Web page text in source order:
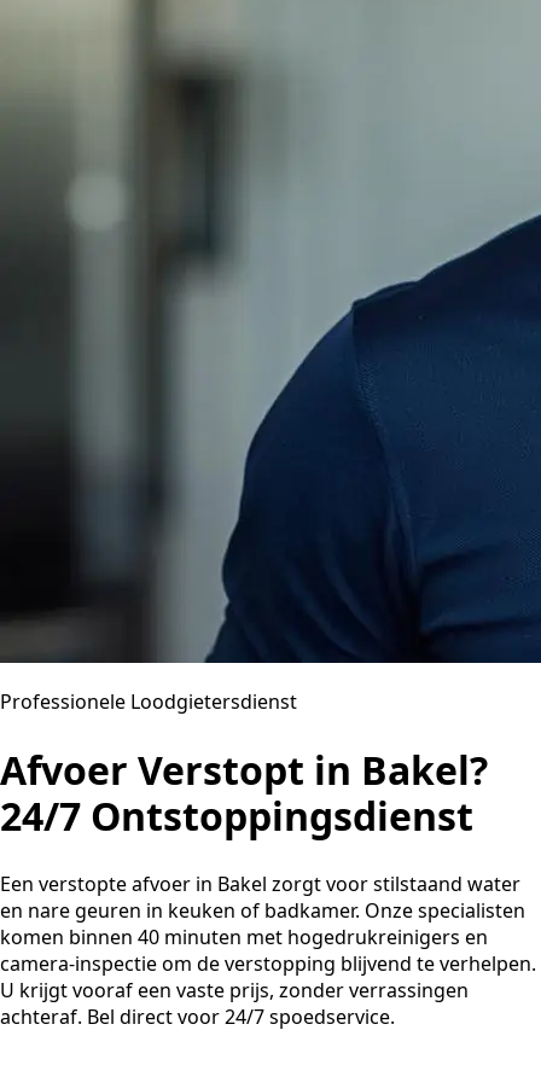
Professionele Loodgietersdienst
Afvoer Verstopt in Bakel?
24/7 Ontstoppingsdienst
Een verstopte afvoer in Bakel zorgt voor stilstaand water
en nare geuren in keuken of badkamer. Onze specialisten
komen binnen 40 minuten met hogedrukreinigers en
camera-inspectie om de verstopping blijvend te verhelpen.
U krijgt vooraf een vaste prijs, zonder verrassingen
achteraf. Bel direct voor 24/7 spoedservice.